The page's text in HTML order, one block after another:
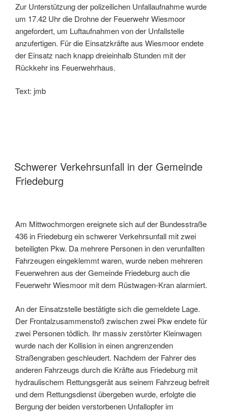
Zur Unterstützung der polizeilichen Unfallaufnahme wurde
um 17.42 Uhr die Drohne der Feuerwehr Wiesmoor
angefordert, um Luftaufnahmen von der Unfallstelle
anzufertigen. Für die Einsatzkräfte aus Wiesmoor endete
der Einsatz nach knapp dreieinhalb Stunden mit der
Rückkehr ins Feuerwehrhaus.
Text: jmb
Schwerer Verkehrsunfall in der Gemeinde
Friedeburg
Am Mittwochmorgen ereignete sich auf der Bundesstraße
436 in Friedeburg ein schwerer Verkehrsunfall mit zwei
beteiligten Pkw. Da mehrere Personen in den verunfallten
Fahrzeugen eingeklemmt waren, wurde neben mehreren
Feuerwehren aus der Gemeinde Friedeburg auch die
Feuerwehr Wiesmoor mit dem Rüstwagen-Kran alarmiert.
An der Einsatzstelle bestätigte sich die gemeldete Lage.
Der Frontalzusammenstoß zwischen zwei Pkw endete für
zwei Personen tödlich. Ihr massiv zerstörter Kleinwagen
wurde nach der Kollision in einen angrenzenden
Straßengraben geschleudert. Nachdem der Fahrer des
anderen Fahrzeugs durch die Kräfte aus Friedeburg mit
hydraulischem Rettungsgerät aus seinem Fahrzeug befreit
und dem Rettungsdienst übergeben wurde, erfolgte die
Bergung der beiden verstorbenen Unfallopfer im